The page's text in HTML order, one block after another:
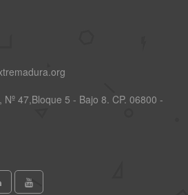
47,Bloque 5 - Bajo 8. CP. 06800 -